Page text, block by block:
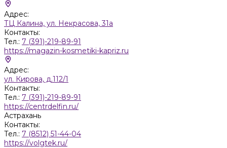
Адрес:
ТЦ Калина, ул. Некрасова, 31а
Контакты:
Тел.: 7 (391)-219-89-91
https://magazin-kosmetiki-kapriz.ru
Адрес:
ул. Кирова, д.112/1
Контакты:
Тел.: 7 (391)-219-89-91
https://centrdelfin.ru/
Астрахань
Контакты:
Тел.: 7 (8512) 51-44-04
https://volgtek.ru/